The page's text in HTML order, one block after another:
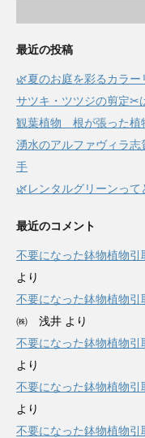
最近の投稿
🌿夏のお庭を彩るカラー
サツキ・ツツジの剪定✂
観葉植物 根が張った植
湧水のアルファヴィラ
手
🌿レンタルグリーンっ
最近のコメント
不要になった鉢物植物引
より
不要になった鉢物植物引
㈱ 浅井 より
不要になった鉢物植物引
より
不要になった鉢物植物引
より
不要になった鉢物植物引